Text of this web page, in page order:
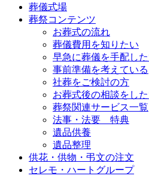
葬儀式場
葬祭コンテンツ
お葬式の流れ
葬儀費用を知りたい
早急に葬儀を手配し
事前準備を考えている
社葬をご検討の方
お葬式後の相談をし
葬祭関連サービス一覧
法事・法要 特典
遺品供養
遺品整理
供花・供物・弔文の注文
セレモ・ハートグループ